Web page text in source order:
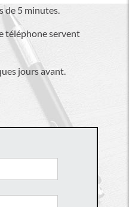
de 5 minutes.
téléphone servent
jours avant.